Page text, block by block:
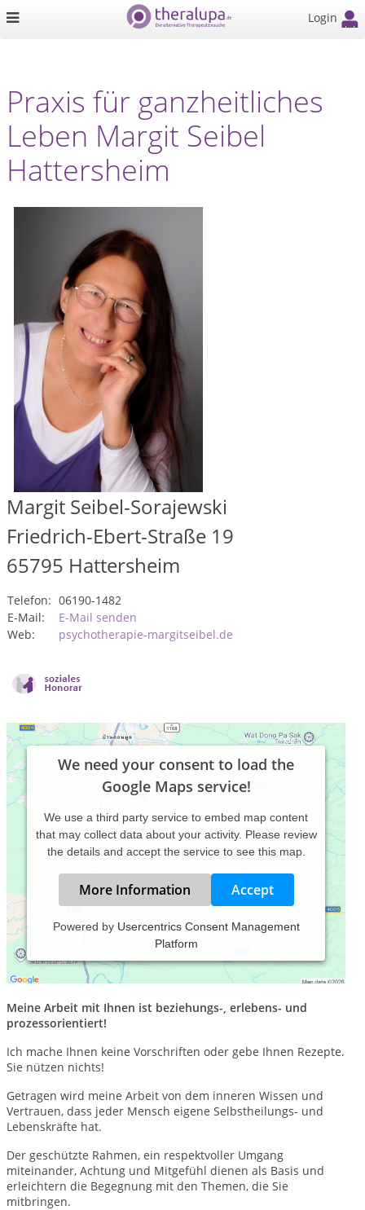
Login
Praxis für ganzheitliches
Leben Margit Seibel
Hattersheim
Margit Seibel-Sorajewski
Friedrich-Ebert-Straße 19
65795 Hattersheim
Telefon: 06190-1482
E-Mail:
E-Mail senden
Web:
psychotherapie-margitseibel.de
We need your consent to load the
Google Maps service!
We use a third party service to embed map content
that may collect data about your activity. Please review
the details and accept the service to see this map.
More Information Accept
Powered by Usercentrics Consent Management
Platform
„Wenn wir aufhören, der Wirklichkeit Widerstand zu leisten,
wird unser Handeln einfach, fließend, freundlich und
furchtlos.“
Meine Arbeit mit Ihnen ist beziehungs-, erlebens- und
prozessorientiert!
Ich mache Ihnen keine Vorschriften oder gebe Ihnen Rezepte.
Sie nützen nichts!
Getragen wird meine Arbeit von dem inneren Wissen und
Vertrauen, dass jeder Mensch eigene Selbstheilungs- und
Lebenskräfte hat.
Der geschützte Rahmen, ein respektvoller Umgang
miteinander, Achtung und Mitgefühl dienen als Basis und
erleichtern die Begegnung mit den Themen, die Sie
mitbringen.